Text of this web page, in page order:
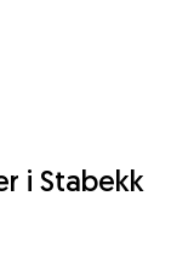
i Stabekk